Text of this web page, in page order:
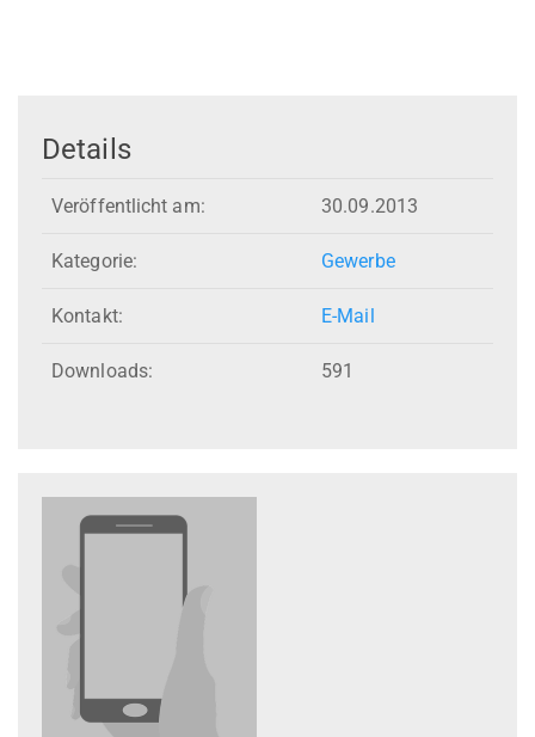
Details
Veröffentlicht am: 30.09.2013
Kategorie: Gewerbe
Kontakt: E-Mail
Downloads: 591